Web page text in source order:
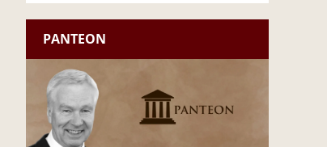
PANTEON